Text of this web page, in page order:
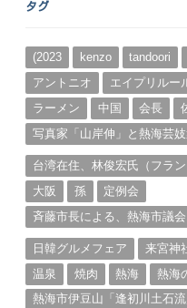
カ
ブ
タグ
(2023 kenzo tandoori
アントニオ
エイプリルー
ラーメン
中国 会長
写真家「山岸伸」と熱海芸
台湾在住、林俊宏氏（フラ
大阪
孫
定例会
斉藤市長による、熱海市議
日韓グルメフェア
来宮神
温泉
焼肉 熱海
熱海
熱海市伊豆山「逢初川土石